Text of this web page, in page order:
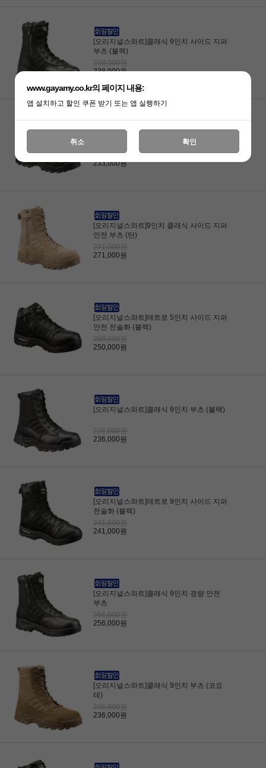
[오리지널스와트]클래식 9인치 사이드 지퍼
부츠 (블랙)
238,000원
238,000원
[오리지널스와트]6인치 클래식 사이드 지퍼
233,000원
233,000원
[오리지널스와트]9인치 클래식 사이드 지퍼
안전 부츠 (탄)
271,000원
271,000원
[오리지널스와트]매트로 5인치 사이드 지퍼
안전 전술화 (블랙)
250,000원
250,000원
[오리지널스와트]클래식 9인치 부츠 (블랙)
236,000원
236,000원
[오리지널스와트]매트로 9인치 사이드 지퍼
전술화 (블랙)
241,000원
241,000원
[오리지널스와트]클래식 9인치 경량 안전
부츠
256,000원
256,000원
[오리지널스와트]클래식 9인치 부츠 (코요
테)
236,000원
236,000원
www.gayamy.co.kr의 페이지 내용:
앱 설치하고 할인 쿠폰 받기 또는 앱 실행하기
취소 확인